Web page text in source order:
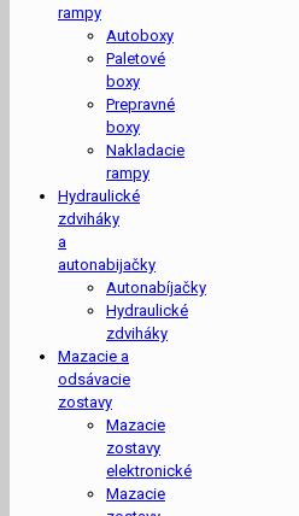
rampy
Autoboxy
Paletové
boxy
Prepravné
boxy
Nakladacie
rampy
Hydraulické
zdviháky
a
autonabijačky
Autonabíjačky
Hydraulické
zdviháky
Mazacie a
odsávacie
zostavy
Mazacie
zostavy
elektronické
Mazacie